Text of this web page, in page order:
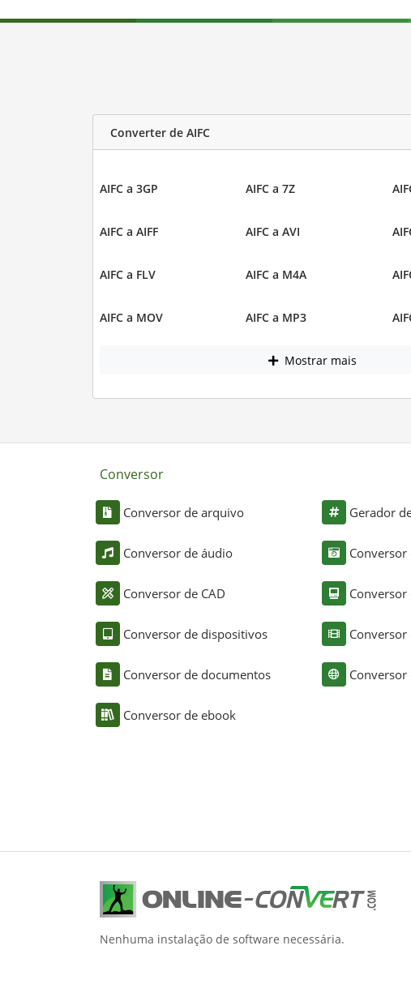
Converter de AIFC
AIFC a 3GP AIFC a 7Z
AIFC a AIFF AIFC a AVI
AIFC a FLV AIFC a M4A
AIFC a MOV AIFC a MP3
Mostrar mais
Conversor
Conversor de arquivo
Conversor de áudio
Conversor de CAD
Conversor de dispositivos
Conversor de documentos
Conversor de ebook
Gerador
Nenhuma instalação de software necessária.